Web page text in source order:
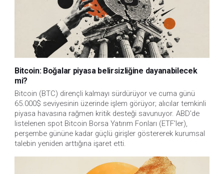
Bitcoin: Boğalar piyasa belirsizliğine dayanabilecek
mi?
Bitcoin (BTC) dirençli kalmayı sürdürüyor ve cuma günü
65.000$ seviyesinin üzerinde işlem görüyor; alıcılar temkinli
piyasa havasına rağmen kritik desteği savunuyor. ABD'de
listelenen spot Bitcoin Borsa Yatırım Fonları (ETF'ler),
perşembe gününe kadar güçlü girişler göstererek kurumsal
talebin yeniden arttığına işaret etti.